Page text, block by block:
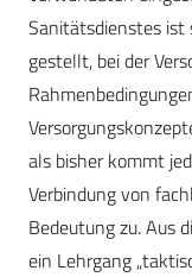
Sanitätsdienstes ist
gestellt, bei der
als bisher kommt
Verbindung von
Bedeutung zu. Aus
ein Lehrgang